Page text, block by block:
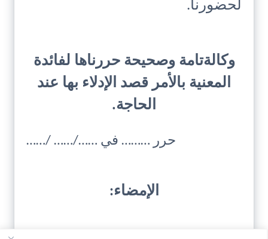
لحضورنا.
وكالةتامة وصحيحة حررناها لفائدة
المعنية بالأمر قصد الإدلاء بها عند
الحاجة.
حرر ……… في ……/…… /……
الإمضاء: